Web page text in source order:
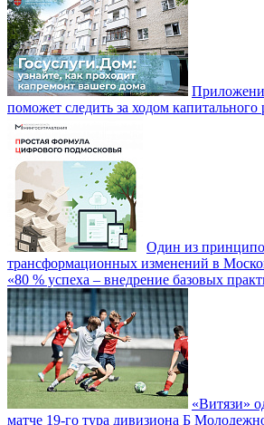
поможет следить за ходом капитального
Один из
трансформационных изменений в
«80 % успеха – внедрение базовых
«Витязи»
матче 19-го тура дивизиона Б